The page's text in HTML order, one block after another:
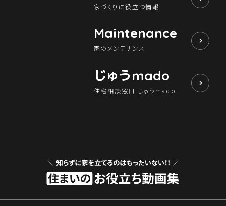
家づくりに役立つ情報
Maintenance
家のメンテナンス
じゅうmado
住宅相談窓口 じゅうmado